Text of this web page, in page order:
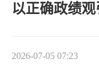
以正确政绩
2026-07-05 07:23